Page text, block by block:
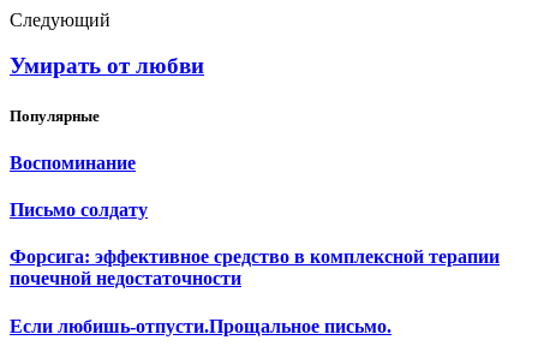
Следующий
Умирать от любви
Популярные
Воспоминание
Письмо солдату
Форсига: эффективное средство в комплексной терапии
почечной недостаточности
Если любишь-отпусти.Прощальное письмо.